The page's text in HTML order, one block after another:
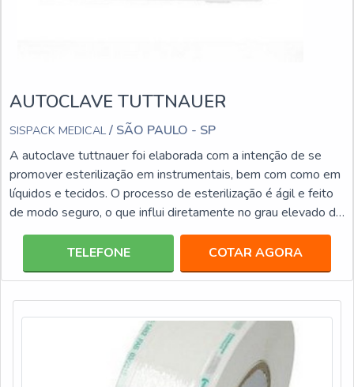
AUTOCLAVE TUTTNAUER
SISPACK MEDICAL / SÃO PAULO - SP
A autoclave tuttnauer foi elaborada com a intenção de se
promover esterilização em instrumentais, bem com como em
líquidos e tecidos. O processo de esterilização é ágil e feito
de modo seguro, o que influi diretamente no grau elevado de
confiança, uma vez que não há a precisão de um
encanamento especial ou mesmo uma ventilação para que a
autoclave possa ser instalada.INFORMAÇÕES
função de escape rápido, o que possibilita a redução
TELEFONE COTAR AGORA